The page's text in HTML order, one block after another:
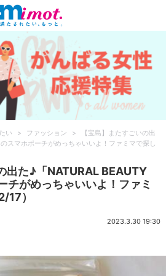
い > ファッション >
【宝島】またすごいの出
スマホポーチがめっちゃいいよ！ファミマで探し
出た♪「NATURAL BEAUTY
チがめっちゃいいよ！ファミ
17）
2023.3.30 19:30